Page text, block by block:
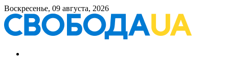
Воскресенье, 09 августа, 2026